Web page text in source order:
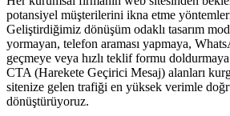
potansiyel müşterilerini ikna etme
Geliştirdiğimiz dönüşüm odaklı tasarım
yormayan, telefon araması yapmaya,
geçmeye veya hızlı teklif formu
CTA (Harekete Geçirici Mesaj) alanları
sitenize gelen trafiği en yüksek verimle
dönüştürüyoruz.